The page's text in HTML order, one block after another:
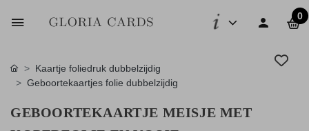
0
Kaartje foliedruk dubbelzijdig
Geboortekaartjes folie dubbelzijdig
GEBOORTEKAARTJE MEISJE MET